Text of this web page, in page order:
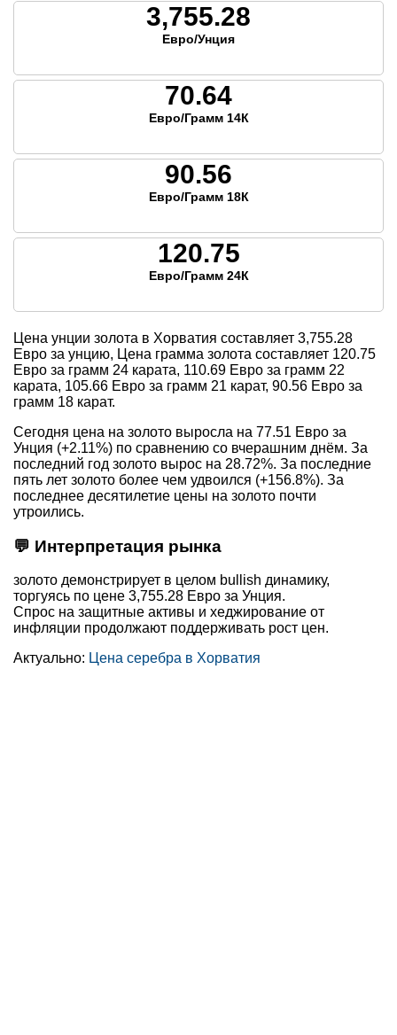
3,755.28
Евро/Унция
70.64
Евро/Грамм 14К
90.56
Евро/Грамм 18К
120.75
Евро/Грамм 24К
Цена унции золота в Хорватия составляет 3,755.28
Евро за унцию, Цена грамма золота составляет 120.75
Евро за грамм 24 карата, 110.69 Евро за грамм 22
карата, 105.66 Евро за грамм 21 карат, 90.56 Евро за
грамм 18 карат.
Сегодня цена на золото выросла на 77.51 Евро за
Унция (+2.11%) по сравнению со вчерашним днём. За
последний год золото вырос на 28.72%. За последние
пять лет золото более чем удвоился (+156.8%). За
последнее десятилетие цены на золото почти
утроились.
💬 Интерпретация рынка
золото демонстрирует в целом bullish динамику,
торгуясь по цене 3,755.28 Евро за Унция.
Спрос на защитные активы и хеджирование от
инфляции продолжают поддерживать рост цен.
Актуально: Цена серебра в Хорватия